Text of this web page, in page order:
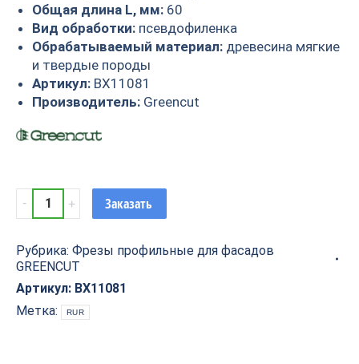
Общая длина L, мм: 60
Вид обработки: псевдофиленка
Обрабатываемый материал: древесина мягкие
и твердые породы
Артикул: BX11081
Производитель: Greencut
Фреза
профильная
фасадов
D34xH15xL60
S=12
GREENCUT
BX11081
Заказать
Рубрика: Фрезы профильные для фасадов
GREENCUT
Артикул: BX11081
Метка:
RUR